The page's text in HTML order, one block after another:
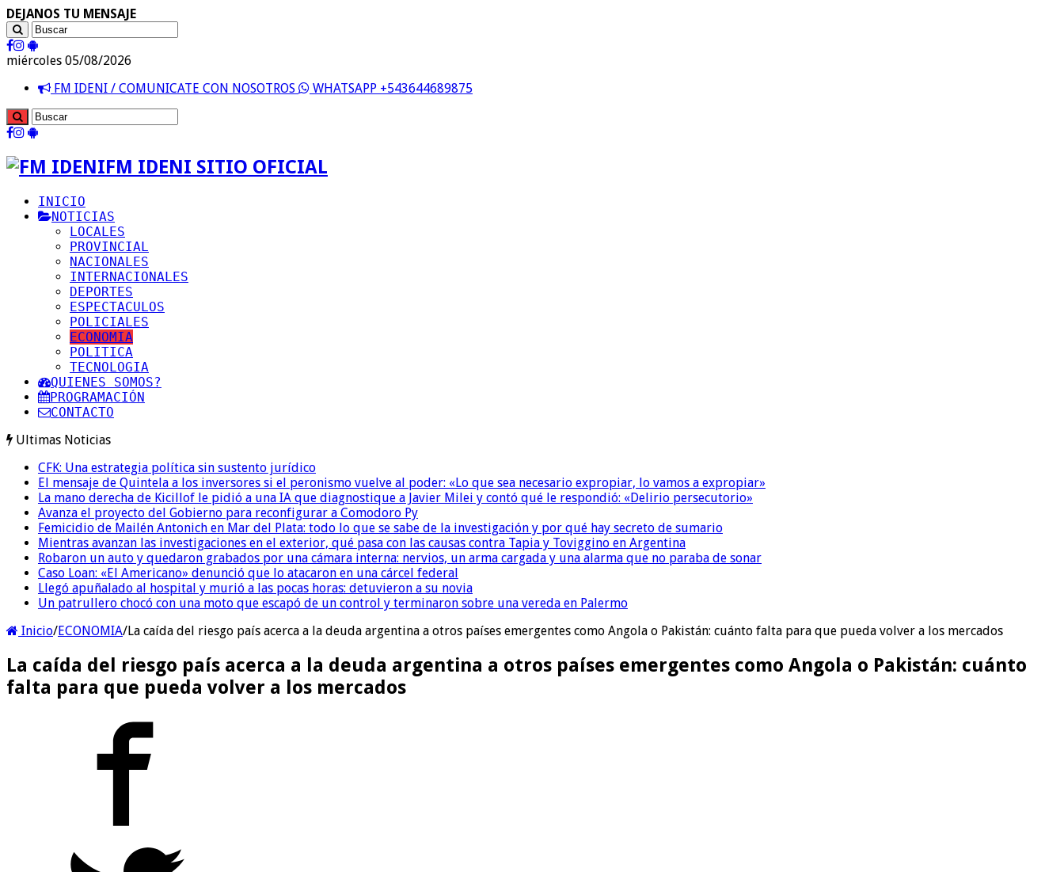
DEJANOS TU MENSAJE
miércoles 05/08/2026
FM IDENI / COMUNICATE CON NOSOTROS
WHATSAPP +543644689875
FM IDENI SITIO OFICIAL
INICIO
NOTICIAS
LOCALES
PROVINCIAL
NACIONALES
INTERNACIONALES
DEPORTES
ESPECTACULOS
POLICIALES
ECONOMIA
POLITICA
TECNOLOGIA
QUIENES SOMOS?
PROGRAMACIÓN
CONTACTO
Ultimas Noticias
CFK: Una estrategia política sin sustento jurídico
El mensaje de Quintela a los inversores si el peronismo vuelve al poder: «Lo que sea necesario expropiar, lo vamos a expropiar»
La mano derecha de Kicillof le pidió a una IA que diagnostique a Javier Milei y contó qué le respondió: «Delirio persecutorio»
Avanza el proyecto del Gobierno para reconfigurar a Comodoro Py
Femicidio de Mailén Antonich en Mar del Plata: todo lo que se sabe de la investigación y por qué hay secreto de sumario
Mientras avanzan las investigaciones en el exterior, qué pasa con las causas contra Tapia y Toviggino en Argentina
Robaron un auto y quedaron grabados por una cámara interna: nervios, un arma cargada y una alarma que no paraba de sonar
Caso Loan: «El Americano» denunció que lo atacaron en una cárcel federal
Llegó apuñalado al hospital y murió a las pocas horas: detuvieron a su novia
Un patrullero chocó con una moto que escapó de un control y terminaron sobre una vereda en Palermo
Inicio/ECONOMIA/La caída del riesgo país acerca a la deuda argentina a otros países emergentes como Angola o Pakistán: cuánto falta para que pueda volver a los mercados
La caída del riesgo país acerca a la deuda argentina a otros países emergentes como Angola o Pakistán: cuánto
falta para que pueda volver a los mercados